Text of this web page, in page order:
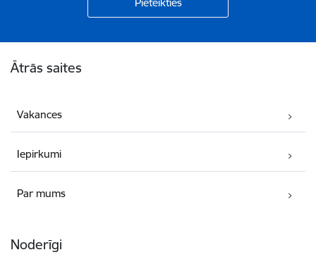
Ātrās saites
Vakances
Iepirkumi
Par mums
Noderīgi